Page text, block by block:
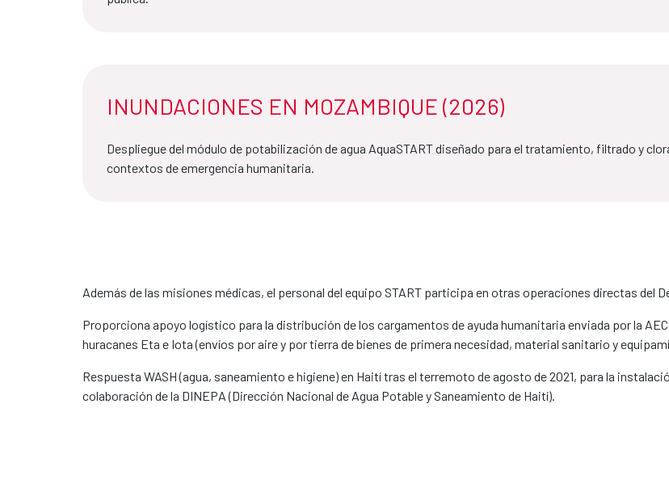
INUNDACIONES EN MOZAMBIQUE (2026)
Despliegue del módulo de potabilización de agua AquaSTART diseñado para el tratamiento, filtrado y
contextos de emergencia humanitaria.
Además de las misiones médicas, el personal del equipo START participa en otras operaciones directas del
Proporciona apoyo logístico para la distribución de los cargamentos de ayuda humanitaria enviada por la
huracanes Eta e Iota (envíos por aire y por tierra de bienes de primera necesidad, material sanitario y
Respuesta WASH (agua, saneamiento e higiene) en Haití tras el terremoto de agosto de 2021, para la
colaboración de la DINEPA (Dirección Nacional de Agua Potable y Saneamiento de Haití).